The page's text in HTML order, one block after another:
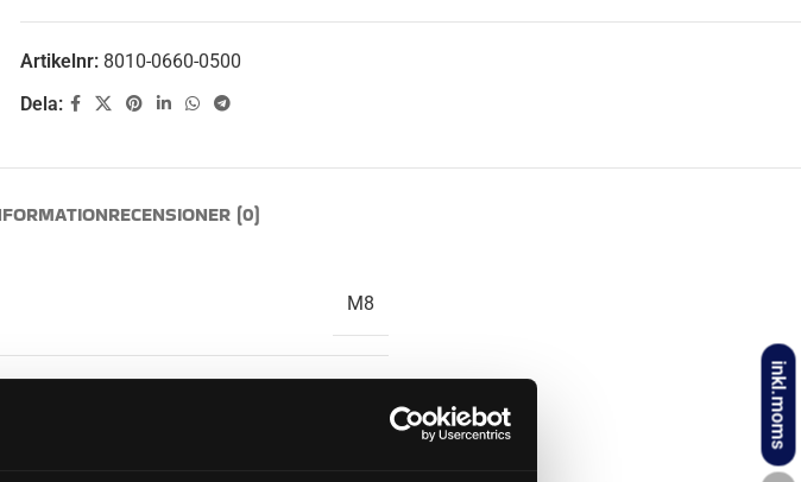
inkl.moms
Artikelnr: 8010-0660-0500
Dela:
RECENSIONER (0)
M8